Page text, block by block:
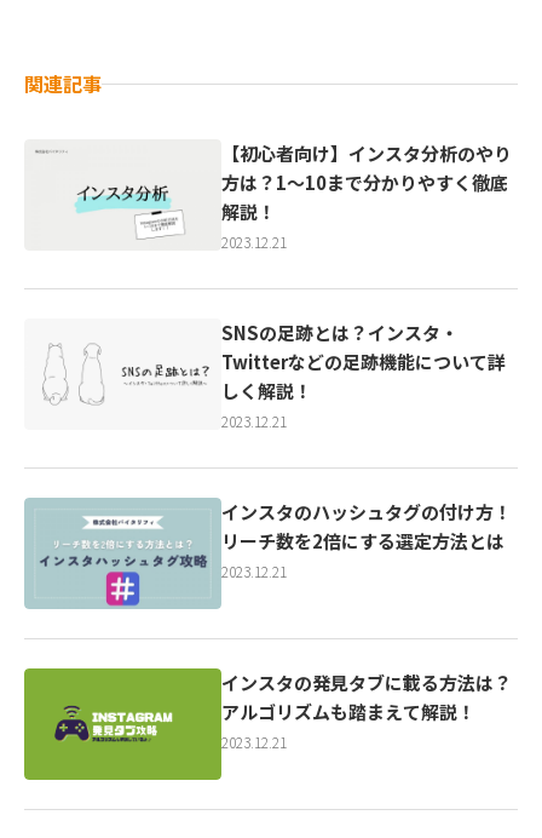
関連記事
【初心者向け】インスタ分析のやり
方は？1～10まで分かりやすく徹底
解説！
2023.12.21
SNSの足跡とは？インスタ・
Twitterなどの足跡機能について詳
しく解説！￼
2023.12.21
インスタのハッシュタグの付け方！
リーチ数を2倍にする選定方法とは
2023.12.21
インスタの発見タブに載る方法は？
アルゴリズムも踏まえて解説！
2023.12.21